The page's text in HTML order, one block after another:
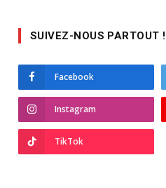
SUIVEZ-NOUS PARTOUT !
Facebook
Instagram
TikTok